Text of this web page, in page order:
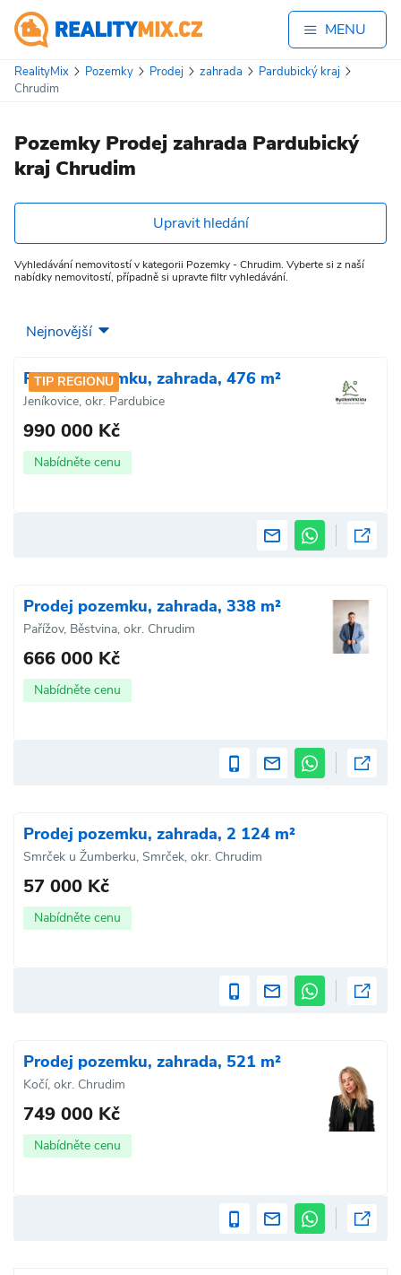
MENU
RealityMix Pozemky Prodej zahrada
Pardubický kraj
Chrudim
Pozemky Prodej zahrada Pardubický
kraj Chrudim
Upravit hledání
Vyhledávání nemovitostí v kategorii Pozemky - Chrudim. Vyberte si z naší
nabídky nemovitostí, případně si upravte filtr vyhledávání.
TIP REGIONU
Prodej pozemku, zahrada, 476 m²
Jeníkovice, okr. Pardubice
990 000 Kč
Nabídněte cenu
Prodej pozemku, zahrada, 338 m²
Pařížov, Běstvina, okr. Chrudim
666 000 Kč
Nabídněte cenu
Prodej pozemku, zahrada, 2 124 m²
Smrček u Žumberku, Smrček, okr. Chrudim
57 000 Kč
Nabídněte cenu
Prodej pozemku, zahrada, 521 m²
Kočí, okr. Chrudim
749 000 Kč
Nabídněte cenu